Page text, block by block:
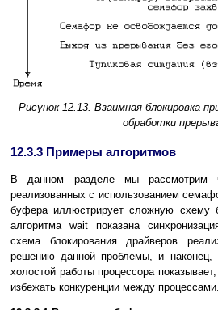
Рисунок 12.13. Взаимная блокировка
обработки
12.3.3 Примеры алгоритмов
В данном разделе мы рассмотрим
реализованных с использованием
буфера иллюстрирует сложную схему
алгоритма wait показана
схема блокирования драйверов
решению данной проблемы, и
холостой работы процессора
избежать конкуренции между процессами.